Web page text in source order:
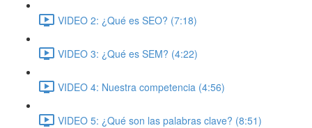
VIDEO 2: ¿Qué es SEO? (7:18)
VIDEO 3: ¿Qué es SEM? (4:22)
VIDEO 4: Nuestra competencia (4:56)
VIDEO 5: ¿Qué son las palabras clave? (8:51)